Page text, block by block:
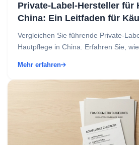
Private-Label-Hersteller für
China: Ein Leitfaden für
vertrauenswürdigen OEM-
Partnern
Vergleichen Sie führende Private-
Hautpflege in China. Erfahren Sie,
Mehr erfahren